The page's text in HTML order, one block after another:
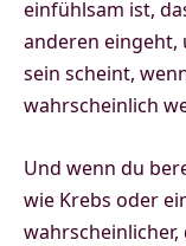
einfühlsam ist,
anderen eingeht,
sein scheint,
wahrscheinlich
Und wenn du
wie Krebs oder